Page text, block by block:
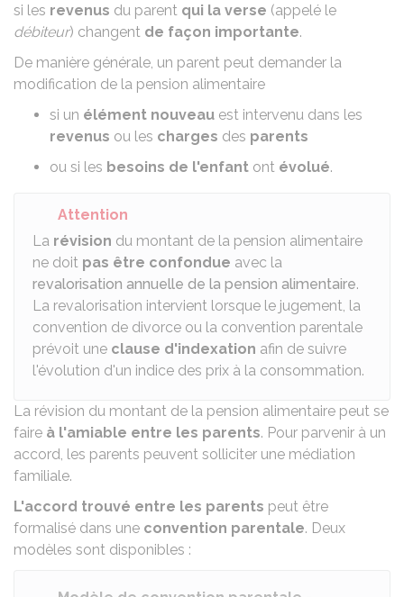
si les revenus du parent qui la verse (appelé le
débiteur) changent de façon importante.
De manière générale, un parent peut demander la
modification de la pension alimentaire
si un élément nouveau est intervenu dans les
revenus ou les charges des parents
ou si les besoins de l'enfant ont évolué.
Attention
La révision du montant de la pension alimentaire
ne doit pas être confondue avec la
revalorisation annuelle de la pension alimentaire.
La revalorisation intervient lorsque le jugement, la
convention de divorce ou la convention parentale
prévoit une clause d'indexation afin de suivre
l'évolution d'un indice des prix à la consommation.
La révision du montant de la pension alimentaire peut se
faire à l'amiable entre les parents. Pour parvenir à un
accord, les parents peuvent solliciter une médiation
familiale.
L'accord trouvé entre les parents peut être
formalisé dans une convention parentale. Deux
modèles sont disponibles :